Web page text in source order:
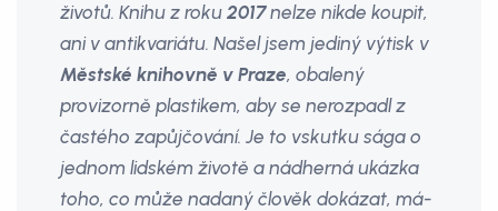
životů. Knihu z roku2017nelze nikde koupit,
ani v antikvariátu. Našel jsem jediný výtisk v
Městské knihovně v Praze, obalený
provizorně plastikem, aby se nerozpadl z
častého zapůjčování. Je to vskutku sága o
jednom lidském životě a nádherná ukázka
toho, co může nadaný člověk dokázat, má-